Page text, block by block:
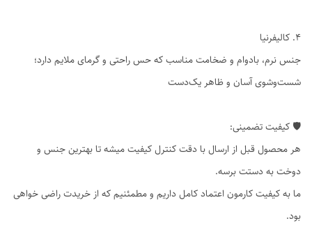
۴. کالیفرنیا
جنس نرم، بادوام و ضخامت مناسب که حس راحتی و گرمای ملایم دارد؛
شست‌وشوی آسان و ظاهر یک‌دست
🛡️ کیفیت تضمینی:
هر محصول قبل از ارسال با دقت کنترل کیفیت میشه تا بهترین جنس و
دوخت به دستت برسه.
ما به کیفیت کارمون اعتماد کامل داریم و مطمئنیم که از خریدت راضی خواهی
بود.